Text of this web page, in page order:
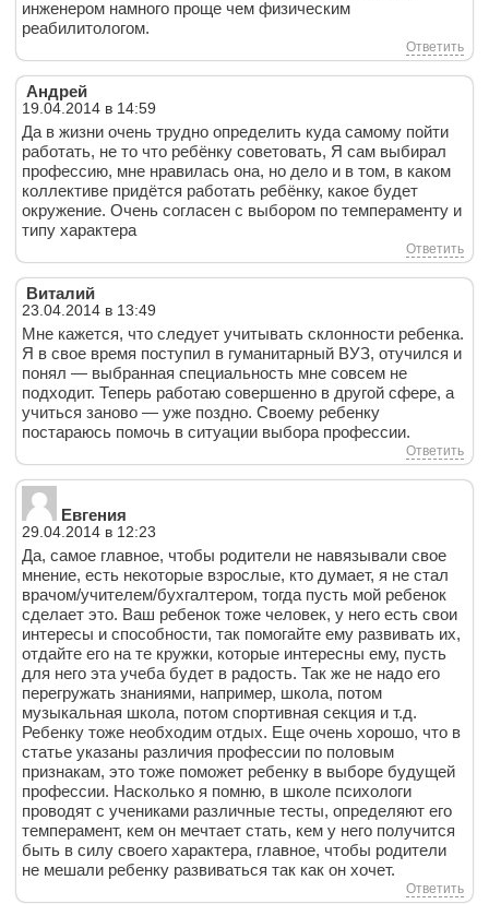
инженером намного проще чем физическим
реабилитологом.
Ответить
Андрей
19.04.2014 в 14:59
Да в жизни очень трудно определить куда самому пойти
работать, не то что ребёнку советовать, Я сам выбирал
профессию, мне нравилась она, но дело и в том, в каком
коллективе придётся работать ребёнку, какое будет
окружение. Очень согласен с выбором по темпераменту и
типу характера
Ответить
Виталий
23.04.2014 в 13:49
Мне кажется, что следует учитывать склонности ребенка.
Я в свое время поступил в гуманитарный ВУЗ, отучился и
понял — выбранная специальность мне совсем не
подходит. Теперь работаю совершенно в другой сфере, а
учиться заново — уже поздно. Своему ребенку
постараюсь помочь в ситуации выбора профессии.
Ответить
Евгения
29.04.2014 в 12:23
Да, самое главное, чтобы родители не навязывали свое
мнение, есть некоторые взрослые, кто думает, я не стал
врачом/учителем/бухгалтером, тогда пусть мой ребенок
сделает это. Ваш ребенок тоже человек, у него есть свои
интересы и способности, так помогайте ему развивать их,
отдайте его на те кружки, которые интересны ему, пусть
для него эта учеба будет в радость. Так же не надо его
перегружать знаниями, например, школа, потом
музыкальная школа, потом спортивная секция и т.д.
Ребенку тоже необходим отдых. Еще очень хорошо, что в
статье указаны различия профессии по половым
признакам, это тоже поможет ребенку в выборе будущей
профессии. Насколько я помню, в школе психологи
проводят с учениками различные тесты, определяют его
темперамент, кем он мечтает стать, кем у него получится
быть в силу своего характера, главное, чтобы родители
не мешали ребенку развиваться так как он хочет.
Ответить